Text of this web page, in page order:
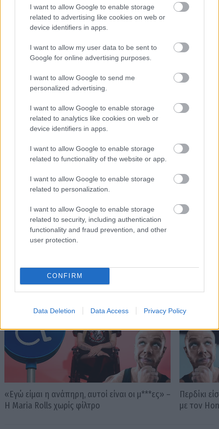
I want to allow Google to enable storage
related to advertising like cookies on web or
device identifiers in apps.
I want to allow my user data to be sent to
Google for online advertising purposes.
I want to allow Google to send me
personalized advertising.
I want to allow Google to enable storage
related to analytics like cookies on web or
device identifiers in apps.
I want to allow Google to enable storage
related to functionality of the website or app.
I want to allow Google to enable storage
related to personalization.
I want to allow Google to enable storage
related to security, including authentication
functionality and fraud prevention, and other
user protection.
CONFIRM
Data Deletion Data Access Privacy Policy
Διαβάστε επίσης
Fiat 500L Living: Η εξέλιξη ενός icon
Νέα
«Εγώ είμαι η ανάπηρη, αυτοί είναι οι μ***ες» –
Η Maria Rolls χωρίς φίλτρο
Περδίκι
με τον